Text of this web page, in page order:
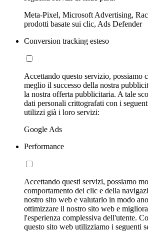
Meta-Pixel, Microsoft Advertising,
prodotti basate sui clic, Ads Defender
Conversion tracking esteso
Accettando questo servizio, possiamo
meglio il successo della nostra
la nostra offerta pubblicitaria. A tale
dati personali crittografati con i
utilizzi già i loro servizi:
Google Ads
Performance
Accettando questi servizi, possiamo
comportamento dei clic e della
nostro sito web e valutarlo in modo
ottimizzare il nostro sito web e
l'esperienza complessiva dell'utente.
questo sito web utilizziamo i seguenti